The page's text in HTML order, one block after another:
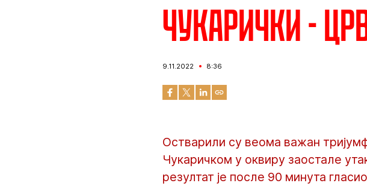
Чукарички -
9.11.2022 8:36
Остварили су веома важан
Чукаричком у оквиру заостале
резултат је после 90 минута